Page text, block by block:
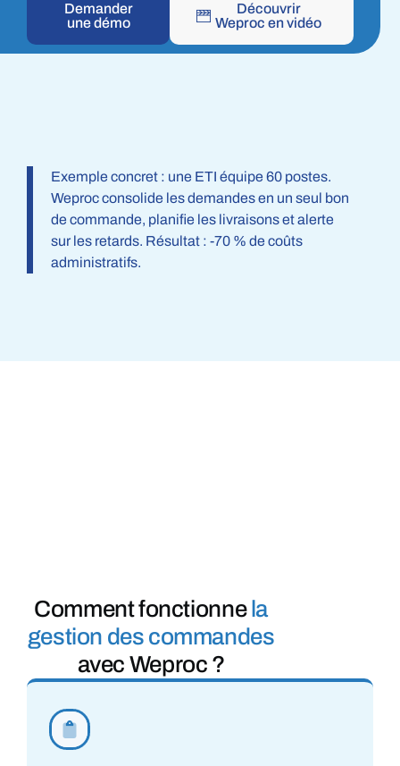
Demander
une démo
Découvrir
Weproc en vidéo
Exemple concret : une ETI équipe 60 postes.
Weproc consolide les demandes en un seul bon
de commande, planifie les livraisons et alerte
sur les retards. Résultat : -70 % de coûts
administratifs.
Comment fonctionne la
gestion des commandes
avec Weproc ?